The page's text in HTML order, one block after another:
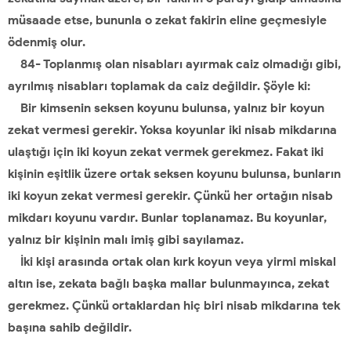
müsaade etse, bununla o zekat fakirin eline geçmesiyle
ödenmiş olur.
84- Toplanmış olan nisabları ayırmak caiz olmadığı gibi,
ayrılmış nisabları toplamak da caiz değildir. Şöyle ki:
Bir kimsenin seksen koyunu bulunsa, yalnız bir koyun
zekat vermesi gerekir. Yoksa koyunlar iki nisab mikdarına
ulaştığı için iki koyun zekat vermek gerekmez. Fakat iki
kişinin eşitlik üzere ortak seksen koyunu bulunsa, bunların
iki koyun zekat vermesi gerekir. Çünkü her ortağın nisab
mikdarı koyunu vardır. Bunlar toplanamaz. Bu koyunlar,
yalnız bir kişinin malı imiş gibi sayılamaz.
İki kişi arasında ortak olan kırk koyun veya yirmi miskal
altın ise, zekata bağlı başka mallar bulunmayınca, zekat
gerekmez. Çünkü ortaklardan hiç biri nisab mikdarına tek
başına sahib değildir.